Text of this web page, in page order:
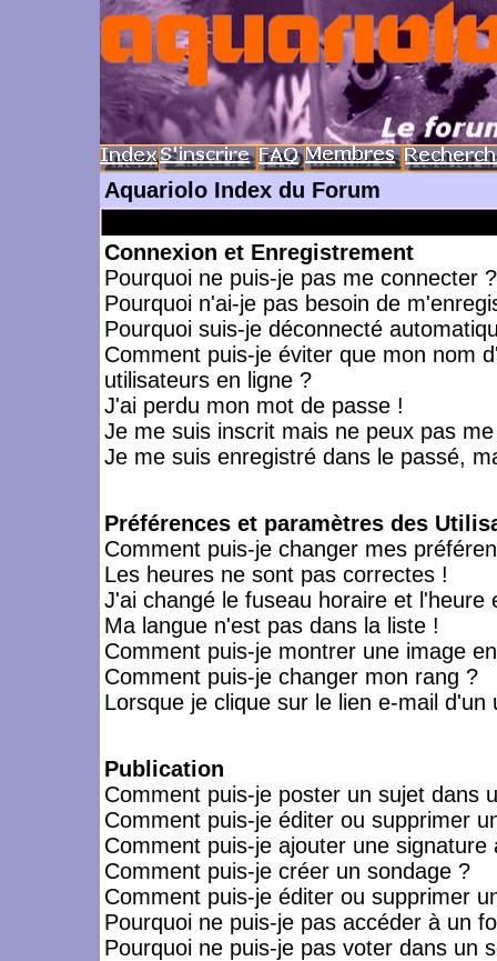
Aquariolo Index du Forum
Connexion et Enregistrement
Pourquoi ne puis-je pas me connecter ?
Pourquoi n'ai-je pas besoin de
Pourquoi suis-je déconnecté
Comment puis-je éviter que mon nom
utilisateurs en ligne ?
J'ai perdu mon mot de passe !
Je me suis inscrit mais ne peux pas
Je me suis enregistré dans le passé,
Préférences et paramètres des
Comment puis-je changer mes
Les heures ne sont pas correctes !
J'ai changé le fuseau horaire et l'heure
Ma langue n'est pas dans la liste !
Comment puis-je montrer une image
Comment puis-je changer mon rang ?
Lorsque je clique sur le lien e-mail
Publication
Comment puis-je poster un sujet dans
Comment puis-je éditer ou supprimer
Comment puis-je ajouter une signature
Comment puis-je créer un sondage ?
Comment puis-je éditer ou supprimer
Pourquoi ne puis-je pas accéder à un
Pourquoi ne puis-je pas voter dans un